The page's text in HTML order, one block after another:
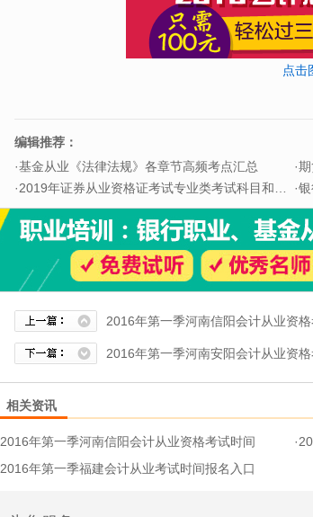
点击
编辑推荐：
·基金从业《法律法规》各章节高频考点汇总 ·
·2019年证券从业资格证考试专业类考试科目和题型 ·银
2016年第一季河南信阳会计从业资
2016年第一季河南安阳会计从业资
相关资讯
2016年第一季河南信阳会计从业资格考试时间 ·
2016年第一季福建会计从业考试时间报名入口